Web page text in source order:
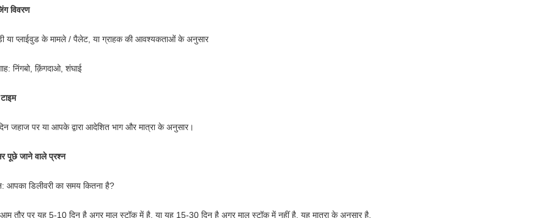
विवरण
या प्लाईवुड के मामले / पैलेट, या ग्राहक की आवश्यकताओं के अनुसार
निंगबो, क़िंगदाओ, शंघाई
जहाज पर या आपके द्वारा आदेशित भाग और मात्रा के अनुसार।
पूछे जाने वाले प्रश्न
आपका डिलीवरी का समय कितना है?
तौर पर यह 5-10 दिन है अगर माल स्टॉक में है. या यह 15-30 दिन है अगर माल स्टॉक में नहीं है, यह मात्रा के अनुसार है.